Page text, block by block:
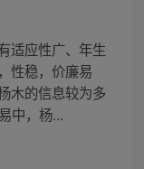
适应性广、年生
性稳，价廉易
木的信息较为多
中，杨...